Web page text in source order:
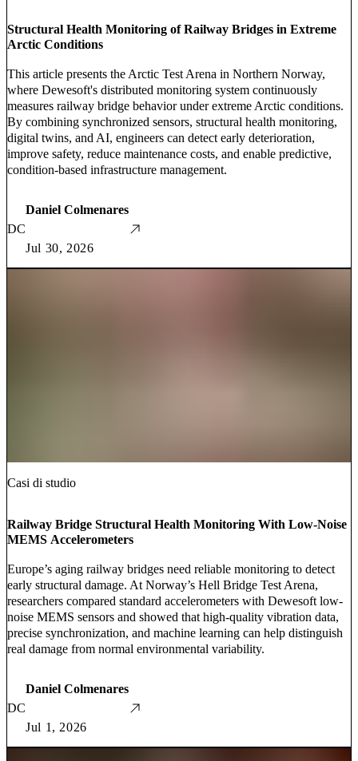
Structural Health Monitoring of Railway Bridges in Extreme
Arctic Conditions
This article presents the Arctic Test Arena in Northern Norway,
where Dewesoft's distributed monitoring system continuously
measures railway bridge behavior under extreme Arctic conditions.
By combining synchronized sensors, structural health monitoring,
digital twins, and AI, engineers can detect early deterioration,
improve safety, reduce maintenance costs, and enable predictive,
condition-based infrastructure management.
DC
Daniel Colmenares
Jul 30, 2026
Casi di studio
Railway Bridge Structural Health Monitoring With Low-Noise
MEMS Accelerometers
Europe’s aging railway bridges need reliable monitoring to detect
early structural damage. At Norway’s Hell Bridge Test Arena,
researchers compared standard accelerometers with Dewesoft low-
noise MEMS sensors and showed that high-quality vibration data,
precise synchronization, and machine learning can help distinguish
real damage from normal environmental variability.
DC
Daniel Colmenares
Jul 1, 2026